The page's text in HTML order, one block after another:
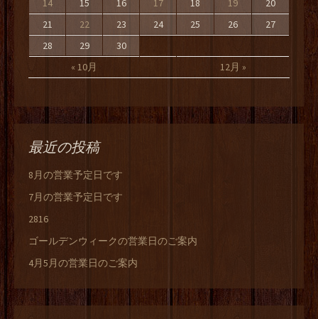
« 10月 12月 »
14 15 16 17 18 19
20
21
22 23 24 25 26
27
28
29 30
最近の投稿
8月の営業予定日です
7月の営業予定日です
2816
ゴールデンウィークの営業日のご案内
4月5月の営業日のご案内